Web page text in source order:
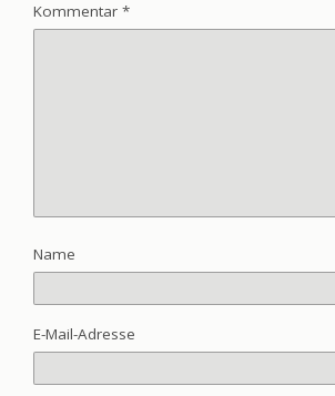
Kommentar *
Name
E-Mail-Adresse